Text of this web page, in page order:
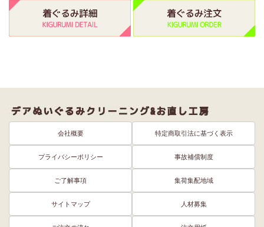
会社概要 特定商取引法に基づく表示
プライバシーポリシー 事故補償制度
ご了解事項 集荷集配地域
サイトマップ 人材募集